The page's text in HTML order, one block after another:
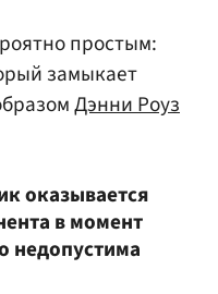
простым:
замыкает
Дэнни Роуз
оказывается
в момент
недопустима